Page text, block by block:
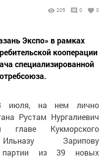
205 0 0
Экспо» в рамках
кооперации
специализированной
8 июля, на нем лично
Рустам Нургалиевич
Кукморского
Ильназу Зарипову
партии из 39 новых